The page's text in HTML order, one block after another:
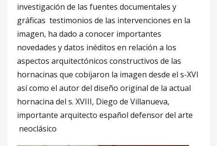
investigación de las fuentes documentales y
gráficas testimonios de las intervenciones en la
imagen, ha dado a conocer importantes
novedades y datos inéditos en relación a los
aspectos arquitectónicos constructivos de las
hornacinas que cobijaron la imagen desde el s-XVI
así como el autor del diseño original de la actual
hornacina del s. XVIII, Diego de Villanueva,
importante arquitecto español defensor del arte
neoclásico